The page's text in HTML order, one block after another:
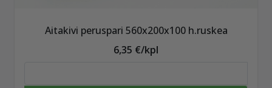
Aitakivi peruspari 560x200x100 h.ruskea
6,35 €/kpl